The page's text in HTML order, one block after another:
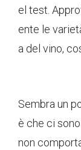
el test.
ente le
a del vino,
Sembra un
è che ci
non